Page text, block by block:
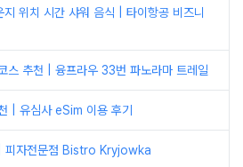
지 위치 시간 샤워 음식 | 타이항공 비즈니
스 추천 | 융프라우 33번 파노라마 트레일
| 유심사 eSim 이용 후기
피자전문점 Bistro Kryjowka